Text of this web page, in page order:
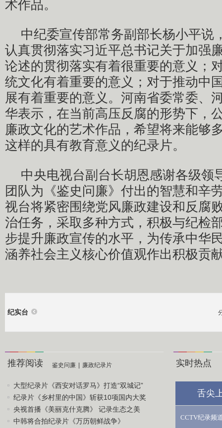
术作品。
中纪委宣传部常务副部长杨小平说
认真贯彻落实习近平总书记关于加强
论述的贯彻落实有着很重要的意义；
统文化有着重要的意义；对于推动中
展有着重要的意义。河南省委常委、
华表示，在当前高压反腐的形势下，
廉政文化的艺术作品，希望将来能够
这样的具有教育意义的纪录片。
中央电视台副台长胡恩感谢各级领
团队为《鉴史问廉》付出的智慧和辛
视台将紧密围绕党风廉政建设和反腐
治任务，采取多种方式，积极与纪检
步提升廉政宣传的水平，为传承中华
涵养社会主义核心价值观作出积极贡
纪实台
推荐阅读 鉴史问廉 | 廉政纪录片
大型纪录片《西安对话罗马》打造“双城记”
纪录片《乡村里的中国》斩获10项国内大奖
央视首播《美丽克什克腾》 记录生态之美
中韩将合拍纪录片《万历朝鲜战争》
实时热点
舌尖
CCTV纪录频